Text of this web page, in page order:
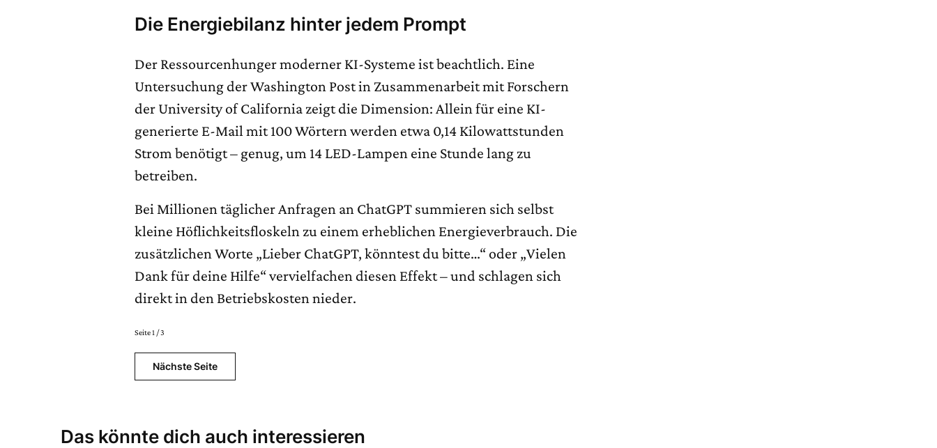
Die Energiebilanz hinter jedem Prompt
Der Ressourcenhunger moderner KI-Systeme ist beachtlich. Eine
Untersuchung der Washington Post in Zusammenarbeit mit Forschern
der University of California zeigt die Dimension: Allein für eine KI-
generierte E-Mail mit 100 Wörtern werden etwa 0,14 Kilowattstunden
Strom benötigt – genug, um 14 LED-Lampen eine Stunde lang zu
betreiben.
Bei Millionen täglicher Anfragen an ChatGPT summieren sich selbst
kleine Höflichkeitsfloskeln zu einem erheblichen Energieverbrauch. Die
zusätzlichen Worte „Lieber ChatGPT, könntest du bitte…“ oder „Vielen
Dank für deine Hilfe“ vervielfachen diesen Effekt – und schlagen sich
direkt in den Betriebskosten nieder.
Seite 1 / 3
Nächste Seite
Das könnte dich auch interessieren